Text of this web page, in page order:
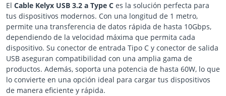
El Cable Kelyx USB 3.2 a Type C es la solución perfecta para
tus dispositivos modernos. Con una longitud de 1 metro,
permite una transferencia de datos rápida de hasta 10Gbps,
dependiendo de la velocidad máxima que permita cada
dispositivo. Su conector de entrada Tipo C y conector de salida
USB aseguran compatibilidad con una amplia gama de
productos. Además, soporta una potencia de hasta 60W, lo que
lo convierte en una opción ideal para cargar tus dispositivos
de manera eficiente y rápida.